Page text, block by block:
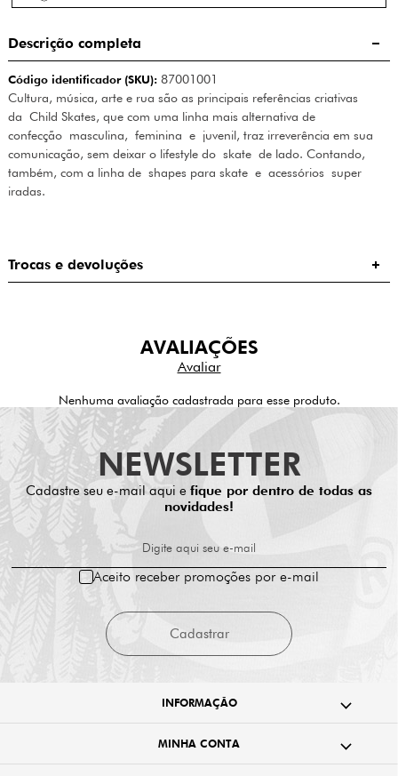
Descrição completa
Código identificador (SKU):87001001
Cultura, música, arte e rua são as principais referências criativas
da Child Skates, que com uma linha mais alternativa de
confecção masculina, feminina e juvenil, traz irreverência em sua
comunicação, sem deixar o lifestyle do skate de lado. Contando,
também, com a linha de shapes para skate e acessórios super
iradas.
Trocas e devoluções
AVALIAÇÕES
Nenhuma avaliação cadastrada para esse produto.
NEWSLETTER
Cadastre seu e-mail aqui e fique por dentro de todas as
novidades!
Digite aqui seu e-mail
Cadastrar
Aceito receber promoções por e-mail
INFORMAÇÃO
MINHA CONTA